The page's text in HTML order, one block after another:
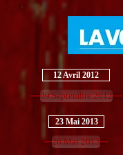
12 Avril 2012
09 Septembre 2012
23 Mai 2013
26 Mai 2013